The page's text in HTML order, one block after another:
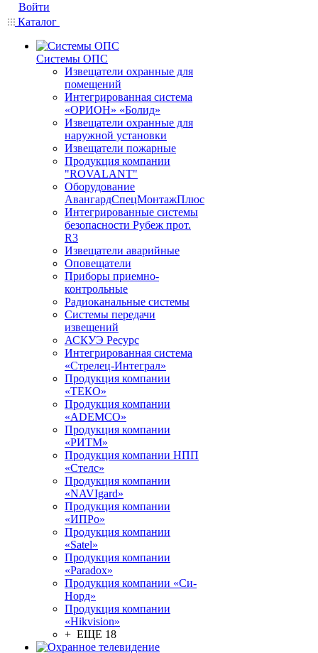
Войти
Каталог
Системы ОПС
Извещатели охранные для
помещений
Интегрированная система
«ОРИОН» «Болид»
Извещатели охранные для
наружной установки
Извещатели пожарные
Продукция компании
"ROVALANT"
Оборудование
АвангардСпецМонтажПлюс
Интегрированные системы
безопасности Рубеж прот.
R3
Извещатели аварийные
Оповещатели
Приборы приемно-
контрольные
Радиоканальные системы
Системы передачи
извещений
АСКУЭ Ресурс
Интегрированная система
«Стрелец-Интеграл»
Продукция компании
«ТЕКО»
Продукция компании
«ADEMCO»
Продукция компании
«РИТМ»
Продукция компании НПП
«Стелс»
Продукция компании
«NAVIgard»
Продукция компании
«ИПРо»
Продукция компании
«Satel»
Продукция компании
«Paradox»
Продукция компании «Си-
Норд»
Продукция компании
«Hikvision»
+ ЕЩЕ 18